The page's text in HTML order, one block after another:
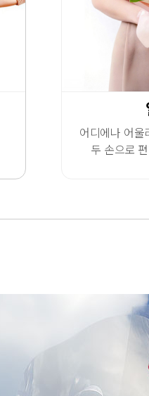
어디에나 어울
두 손으로